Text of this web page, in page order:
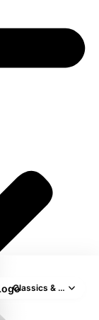
Classics & HITS